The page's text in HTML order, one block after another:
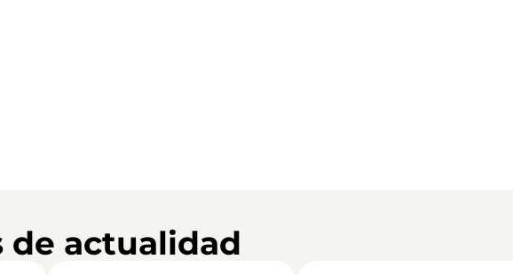
de actualidad